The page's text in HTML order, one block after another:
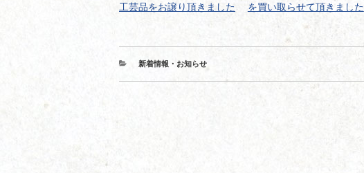
工芸品をお譲り頂きました
を買い取らせて頂きました
カ
新着情報・お知らせ